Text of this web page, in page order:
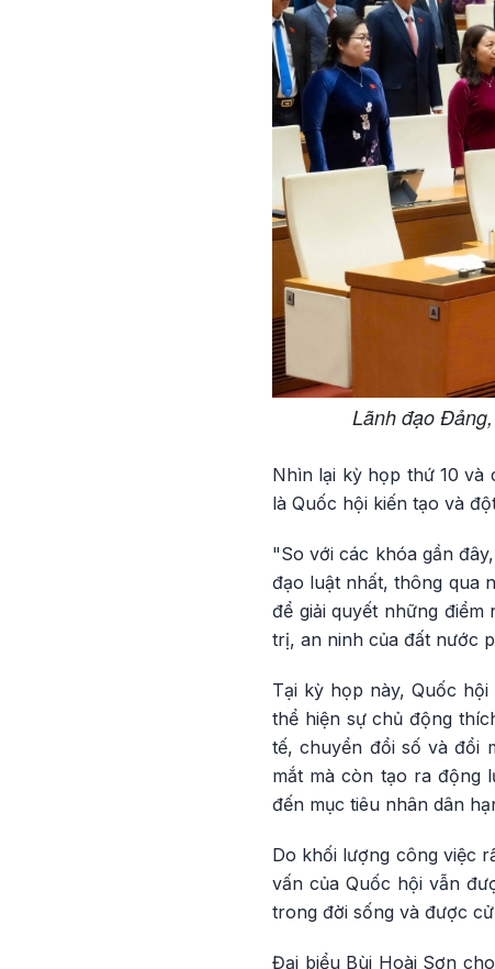
Lãnh đạo
Nhìn lại kỳ họp thứ 10 và
là Quốc hội kiến tạo và
"So với các khóa gần
đạo luật nhất, thông qua
để giải quyết những
trị, an ninh của đất nước
Tại kỳ họp này, Quốc
thể hiện sự chủ động
tế, chuyển đổi số và đổi
mắt mà còn tạo ra động
đến mục tiêu nhân dân
Do khối lượng công việc
vấn của Quốc hội vẫn
trong đời sống và được
Đại biểu Bùi Hoài Sơn